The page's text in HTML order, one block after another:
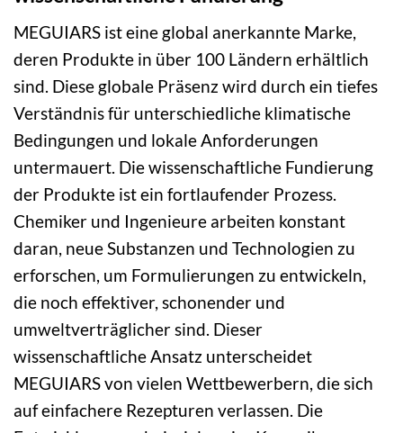
MEGUIARS ist eine global anerkannte Marke,
deren Produkte in über 100 Ländern erhältlich
sind. Diese globale Präsenz wird durch ein tiefes
Verständnis für unterschiedliche klimatische
Bedingungen und lokale Anforderungen
untermauert. Die wissenschaftliche Fundierung
der Produkte ist ein fortlaufender Prozess.
Chemiker und Ingenieure arbeiten konstant
daran, neue Substanzen und Technologien zu
erforschen, um Formulierungen zu entwickeln,
die noch effektiver, schonender und
umweltverträglicher sind. Dieser
wissenschaftliche Ansatz unterscheidet
MEGUIARS von vielen Wettbewerbern, die sich
auf einfachere Rezepturen verlassen. Die